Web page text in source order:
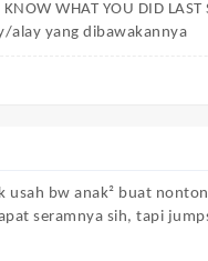
WHAT YOU DID LAST
alay yang dibawakannya
usah bw anak² buat
seramnya sih, tapi